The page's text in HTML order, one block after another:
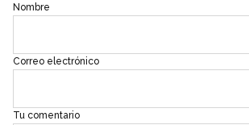
Nombre
Correo electrónico
Tu comentario